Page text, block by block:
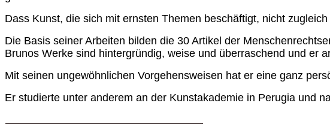
Dass Kunst, die sich mit ernsten Themen beschäftigt, nicht
Die Basis seiner Arbeiten bilden die 30 Artikel der
Brunos Werke sind hintergründig, weise und überraschend und er
Mit seinen ungewöhnlichen Vorgehensweisen hat er eine ganz
Er studierte unter anderem an der Kunstakademie in Perugia und